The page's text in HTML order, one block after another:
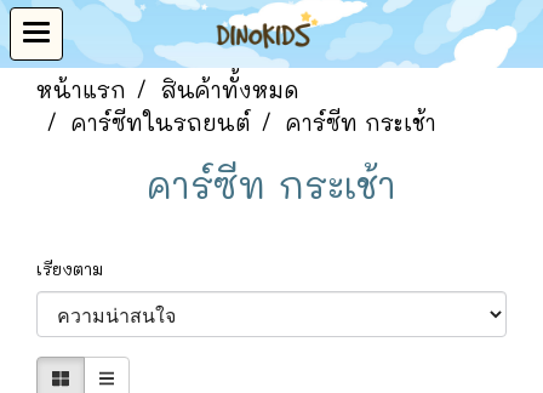
หน้าแรก
สินค้าทั้งหมด
คาร์ซีทในรถยนต์
คาร์ซีท กระเช้า
คาร์ซีท กระเช้า
เรียงตาม